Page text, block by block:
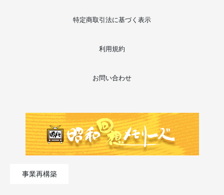
特定商取引法に基づく表示
利用規約
お問い合わせ
事業再構築